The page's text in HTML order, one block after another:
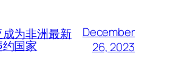
为非洲最新
国家
December
26, 2023